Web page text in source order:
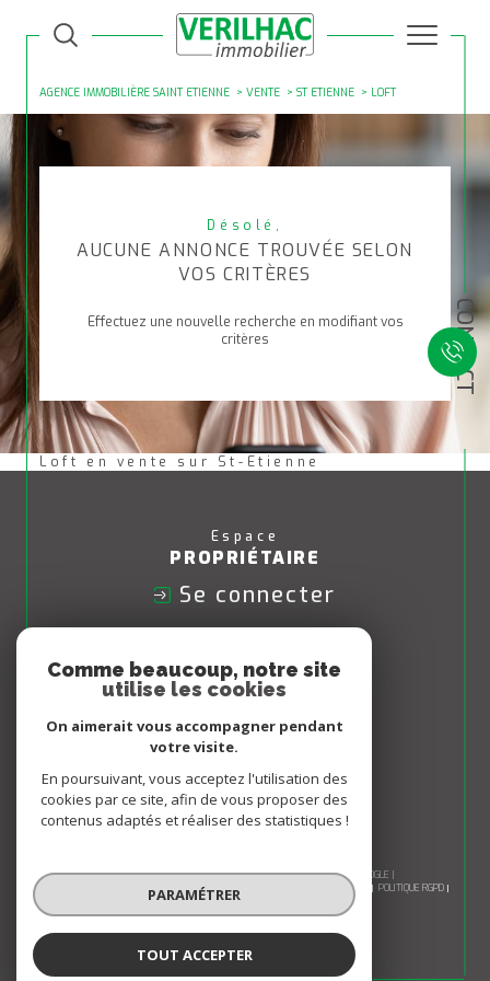
CONTACT
AGENCE IMMOBILIÈRE SAINT ETIENNE VENTE ST ETIENNE LOFT
Désolé,
AUCUNE ANNONCE TROUVÉE SELON
VOS CRITÈRES
Effectuez une nouvelle recherche en modifiant vos
critères
Loft en vente sur St-Etienne
Espace
PROPRIÉTAIRE
Se connecter
ADHÉRONS
© 2026 | TOUS DROITS RÉSERVÉS | TRADUCTION POWERED BY GOOGLE |
PLAN DU SITE MENTIONS LÉGALES NOS LIENS
POLITIQUE RGPD
COOKIES
Comme beaucoup, notre site
utilise les cookies
On aimerait vous accompagner pendant
votre visite.
En poursuivant, vous acceptez l'utilisation des
cookies par ce site, afin de vous proposer des
contenus adaptés et réaliser des statistiques !
PARAMÉTRER
TOUT ACCEPTER